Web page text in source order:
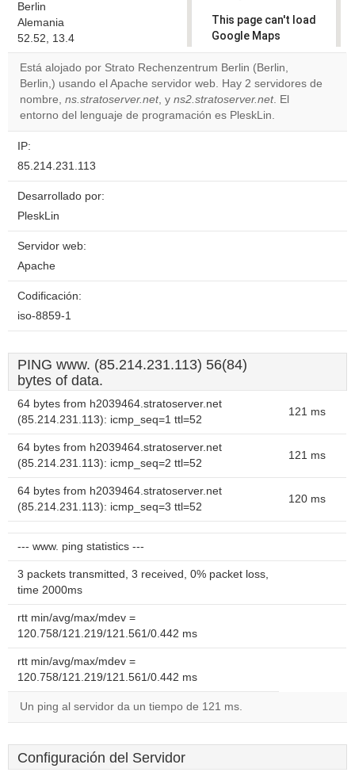
Berlin
Alemania
52.52, 13.4
This page can't load
Google Maps
correctly.
Do you
own this
website?
Está alojado por Strato Rechenzentrum Berlin (Berlin,
Berlin,) usando el Apache servidor web. Hay 2 servidores de
nombre, ns.stratoserver.net, y ns2.stratoserver.net. El
entorno del lenguaje de programación es PleskLin.
IP:
85.214.231.113
Desarrollado por:
PleskLin
Servidor web:
Apache
Codificación:
iso-8859-1
PING www. (85.214.231.113) 56(84)
bytes of data.
64 bytes from h2039464.stratoserver.net
(85.214.231.113): icmp_seq=1 ttl=52
121 ms
64 bytes from h2039464.stratoserver.net
(85.214.231.113): icmp_seq=2 ttl=52
121 ms
64 bytes from h2039464.stratoserver.net
(85.214.231.113): icmp_seq=3 ttl=52
120 ms
--- www. ping statistics ---
3 packets transmitted, 3 received, 0% packet loss,
time 2000ms
rtt min/avg/max/mdev =
120.758/121.219/121.561/0.442 ms
rtt min/avg/max/mdev =
120.758/121.219/121.561/0.442 ms
Un ping al servidor da un tiempo de 121 ms.
Configuración del Servidor